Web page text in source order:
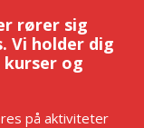
rører sig
Vi holder dig
og
på aktiviteter